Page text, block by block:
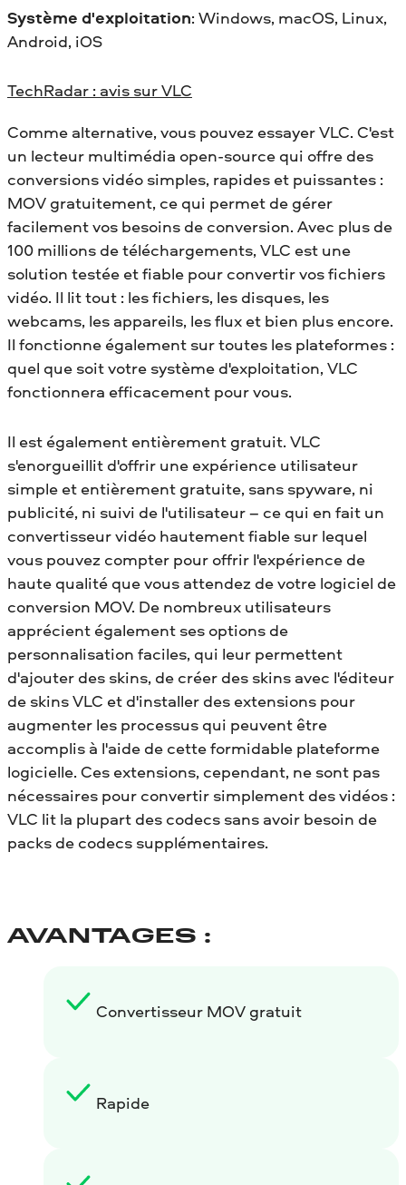
Système d'exploitation: Windows, macOS, Linux,
Android, iOS
TechRadar : avis sur VLC
Comme alternative, vous pouvez essayer VLC. C'est
un lecteur multimédia open-source qui offre des
conversions vidéo simples, rapides et puissantes :
MOV gratuitement, ce qui permet de gérer
facilement vos besoins de conversion. Avec plus de
100 millions de téléchargements, VLC est une
solution testée et fiable pour convertir vos fichiers
vidéo. Il lit tout : les fichiers, les disques, les
webcams, les appareils, les flux et bien plus encore.
Il fonctionne également sur toutes les plateformes :
quel que soit votre système d'exploitation, VLC
fonctionnera efficacement pour vous.
Il est également entièrement gratuit. VLC
s'enorgueillit d'offrir une expérience utilisateur
simple et entièrement gratuite, sans spyware, ni
publicité, ni suivi de l'utilisateur – ce qui en fait un
convertisseur vidéo hautement fiable sur lequel
vous pouvez compter pour offrir l'expérience de
haute qualité que vous attendez de votre logiciel de
conversion MOV. De nombreux utilisateurs
apprécient également ses options de
personnalisation faciles, qui leur permettent
d'ajouter des skins, de créer des skins avec l'éditeur
de skins VLC et d'installer des extensions pour
augmenter les processus qui peuvent être
accomplis à l'aide de cette formidable plateforme
logicielle. Ces extensions, cependant, ne sont pas
nécessaires pour convertir simplement des vidéos :
VLC lit la plupart des codecs sans avoir besoin de
packs de codecs supplémentaires.
AVANTAGES :
Convertisseur MOV gratuit
Rapide